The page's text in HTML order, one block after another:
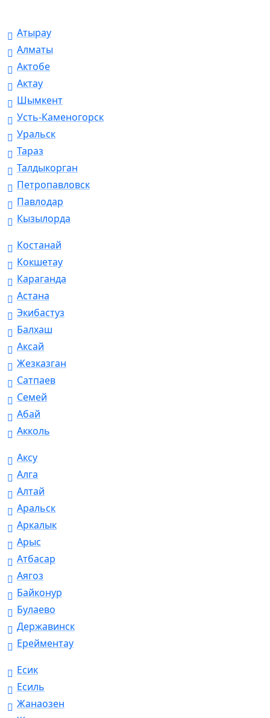
Атырау
Алматы
Актобе
Актау
Шымкент
Усть-Каменогорск
Уральск
Тараз
Талдыкорган
Петропавловск
Павлодар
Кызылорда
Костанай
Кокшетау
Караганда
Астана
Экибастуз
Балхаш
Аксай
Жезказган
Сатпаев
Семей
Абай
Акколь
Аксу
Алга
Алтай
Аральск
Аркалык
Арыс
Атбасар
Аягоз
Байконур
Булаево
Державинск
Ерейментау
Есик
Есиль
Жанаозен